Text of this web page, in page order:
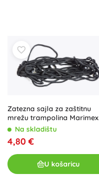
Zatezna sajla za zaštitnu
mrežu trampolina Marimex
305 cm (8,5 m)
Na skladištu
4,80 €
U košaricu